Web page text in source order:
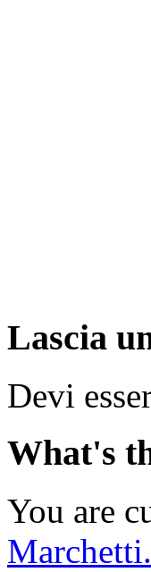
Lascia
Devi
What's
You are